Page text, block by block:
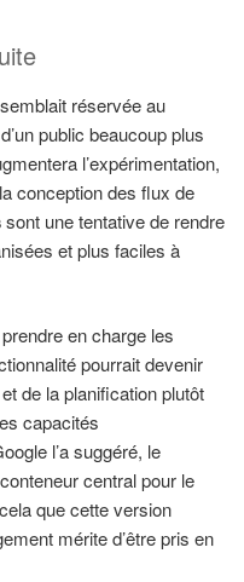
réservée au
public beaucoup plus
l’expérimentation,
conception des flux de
sont une tentative de rendre
et plus faciles à
en charge les
pourrait devenir
de la planification plutôt
capacités
l’a suggéré, le
central pour le
que cette version
mérite d’être pris en